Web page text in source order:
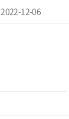
2022-12-06